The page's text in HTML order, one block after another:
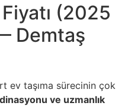
(2025
Demtaş
ev taşıma sürecinin çok
ve uzmanlık